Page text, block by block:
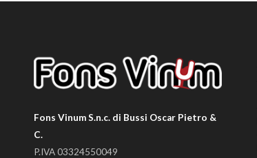
Fons Vinum S.n.c. di Bussi Oscar Pietro &
C.
P.IVA 03324550049